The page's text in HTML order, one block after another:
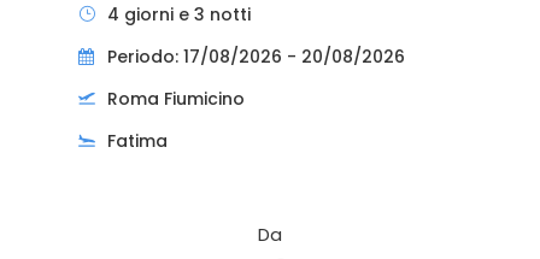
4 giorni e 3 notti
Periodo: 17/08/2026 - 20/08/2026
Roma Fiumicino
Fatima
Da